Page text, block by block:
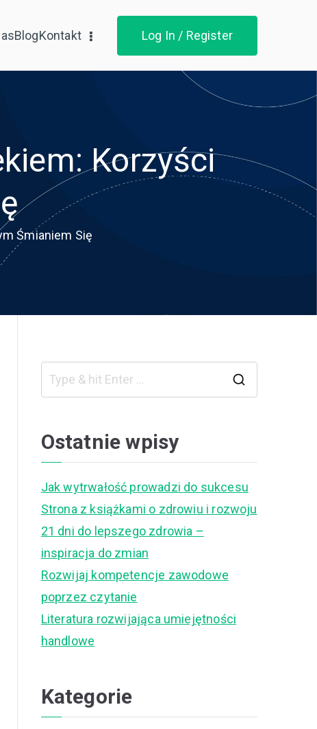
BlogKontakt Log In / Register
Korzyści
Śmianiem Się
Ostatnie wpisy
Jak wytrwałość prowadzi do sukcesu
Strona z książkami o zdrowiu i rozwoju
21 dni do lepszego zdrowia –
inspiracja do zmian
Rozwijaj kompetencje zawodowe
poprzez czytanie
Literatura rozwijająca umiejętności
handlowe
Kategorie